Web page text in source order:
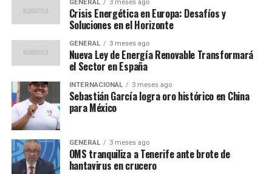
está siendo devastada por
las sequías y las lluvias
impredecibles. Esto no solo
afecta la producción de
alimentos, sino que
también pone en riesgo la
seguridad alimentaria de
millones de personas.”
GENERAL 3 meses ago
Crisis Energética en Europa: Desafíos y
Soluciones en el Horizonte
GENERAL 3 meses ago
Nueva Ley de Energía Renovable Transformará
el Sector en España
INTERNACIONAL 3 meses ago
Sebastián García logra oro histórico en China
para México
GENERAL 3 meses ago
OMS tranquiliza a Tenerife ante brote de
hantavirus en crucero